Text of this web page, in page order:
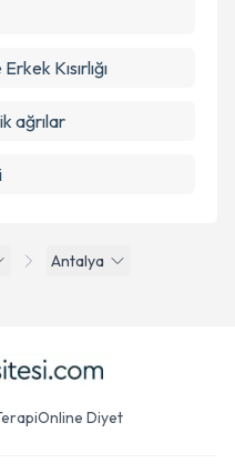
Antalya
Kısırlığı
ağrılar
Online Diyet